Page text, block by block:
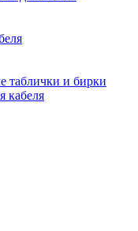
таблички и бирки
кабеля